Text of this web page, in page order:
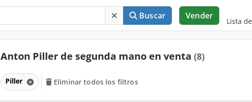
Buscar Vender
Lista
Anton Piller de segunda mano en venta (8)
Piller Eliminar todos los filtros